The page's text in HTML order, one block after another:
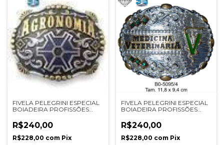
FIVELA PELEGRINI ESPECIAL
BOIADEIRA PROFISSÕES
R$240,00
R$228,00 com Pix
FIVELA PELEGRINI ESPECIAL
BOIADEIRA PROFISSÕES
R$240,00
R$228,00 com Pix